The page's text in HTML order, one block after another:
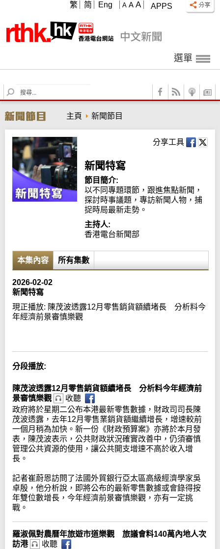
APPS
A A A
繁 简 Eng
選單
S
e
r
c
h
主頁 新聞節目
分享工具
新聞特寫
節目簡介:
以不同專題環節，跟進焦點新聞，
探討時事議題，專訪新聞人物，捕
捉時局最新走勢。
主持人:
香港電台新聞部
本集內容 所有集數
2026-02-02
新聞特寫
現正播放: 陳茂波透露12月零售銷貨額續堵長 分析料今
年經濟前景審慎樂觀
分段播放:
陳茂波透露12月零售銷貨額續堵長 分析料今年經濟前
景審慎樂觀
收聽
政府將於星期二公布本港最新零售數據，財政司司長陳
茂波透露，去年12月零售業銷貨額繼續增長，增速較前
一個月稍為加快。新一份《財政預算案》亦將於本月發
表，陳茂波表示，公共財政狀況確實改善中，仍須審慎
管理公共資源的使用，讓公共開支增速不高於收入增
長。
記者崔蔚恩訪問了法國外貿銀行亞太區高級經濟學家吳
卓殷，他分析說，即將公布的最新零售數據或會錄得按
年雙位數增長，今年經濟前景審慎樂觀，亦有一定挑
戰。
羅淑佩對農曆年旅遊市道樂觀 旅議會料140萬內地人次
訪港
收聽